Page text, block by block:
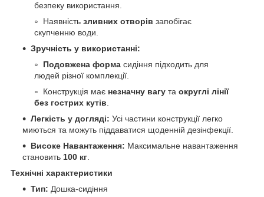
безпеку використання.
Наявність зливних отворів запобігає
скупченню води.
Зручність у використанні:
Подовжена форма сидіння підходить для
людей різної комплекції.
Конструкція має незначну вагу та округлі лінії
без гострих кутів.
Легкість у догляді: Усі частини конструкції легко
миються та можуть піддаватися щоденній дезінфекції.
Високе Навантаження: Максимальне навантаження
становить 100 кг.
Технічні характеристики
Тип: Дошка-сидіння